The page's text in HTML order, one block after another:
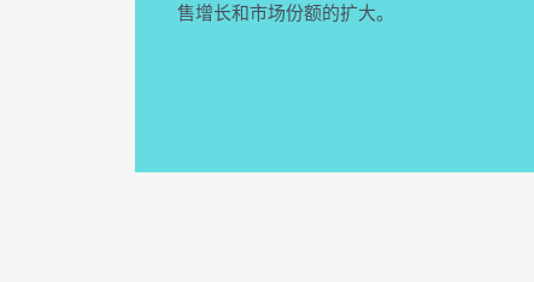
售增长和市场份额的扩大。